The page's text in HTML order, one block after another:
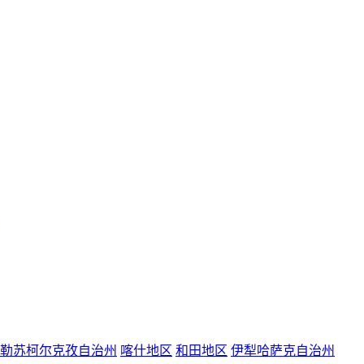
苏柯尔克孜自治州 喀什地区 和田地区 伊犁哈萨克自治州